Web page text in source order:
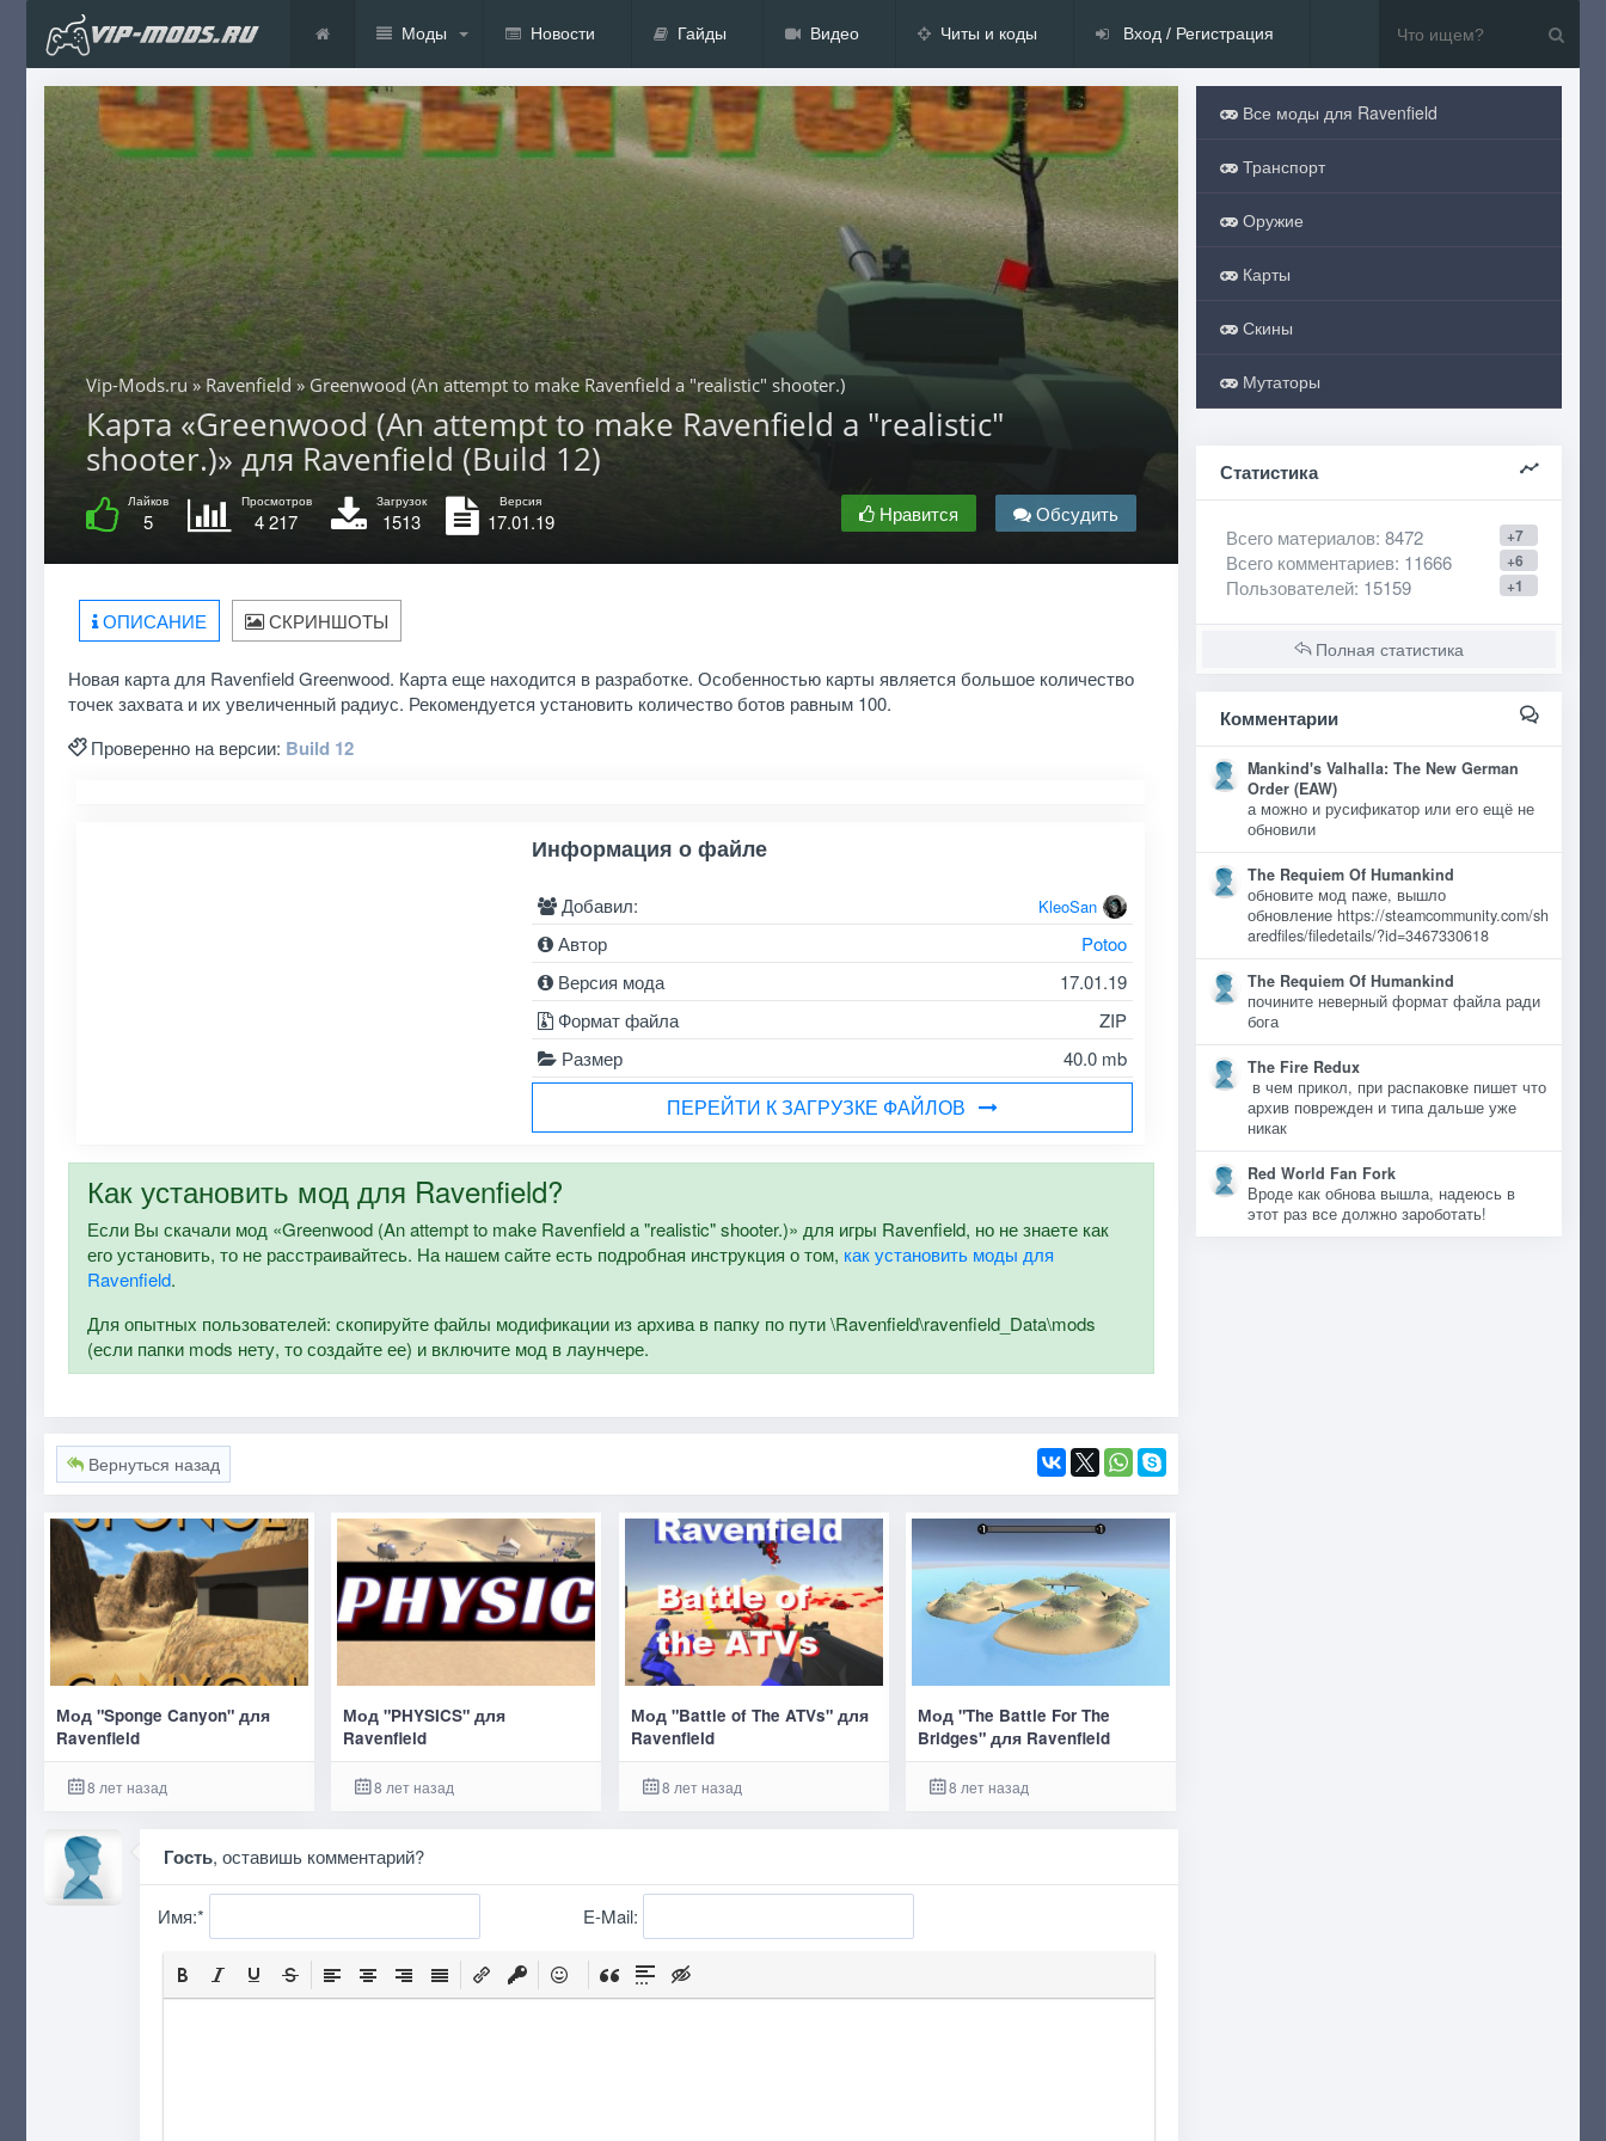
Моды Новости Гайды Видео Читы и коды Вход / Регистрация
Vip-Mods.ru »Ravenfield» Greenwood (An attempt to make Ravenfield a "realistic" shooter.)
Карта «Greenwood (An attempt to make Ravenfield a "realistic"
shooter.)» для Ravenfield (Build 12)
Лайков
5
Просмотров
4 217
Загрузок
1513
Версия
17.01.19 Нравится Обсудить
ОПИСАНИЕ СКРИНШОТЫ
Новая карта для Ravenfield Greenwood. Карта еще находится в разработке. Особенностью карты является большое количество
точек захвата и их увеличенный радиус. Рекомендуется установить количество ботов равным 100.
Проверенно на версии: Build 12
Информация о файле
Добавил: KleoSan
Автор
Potoo
Версия мода
17.01.19
Формат файла
ZIP
Размер
40.0 mb
ПЕРЕЙТИ К ЗАГРУЗКЕ ФАЙЛОВ
Как установить мод для Ravenfield?
Если Вы скачали мод «Greenwood (An attempt to make Ravenfield a "realistic" shooter.)» для игры Ravenfield, но не знаете как
его установить, то не расстраивайтесь. На нашем сайте есть подробная инструкция о том, как установить моды для
Ravenfield.
Для опытных пользователей: скопируйте файлы модификации из архива в папку по пути \Ravenfield\ravenfield_Data\mods
(если папки mods нету, то создайте ее) и включите мод в лаунчере.
Вернуться назад
Мод "Sponge Canyon" для
Ravenfield
8 лет назад
Мод "PHYSICS" для
Ravenfield
8 лет назад
Мод "Battle of The ATVs" для
Ravenfield
8 лет назад
Мод "The Battle For The
Bridges" для Ravenfield
8 лет назад
Гость, оставишь комментарий?
Имя:* E-Mail:
Все моды для Ravenfield
Транспорт
Оружие
Карты
Скины
Мутаторы
Статистика
+7
Всего материалов: 8472
+6
Всего комментариев: 11666
+1
Пользователей: 15159
Полная статистика
Комментарии
Mankind's Valhalla: The New German
Order (EAW)
а можно и русификатор или его ещё не
обновили
The Requiem Of Humankind
обновите мод паже, вышло
обновление https://steamcommunity.com/sh
aredfiles/filedetails/?id=3467330618
The Requiem Of Humankind
почините неверный формат файла ради
бога
The Fire Redux
в чем прикол, при распаковке пишет что
архив поврежден и типа дальше уже
никак
Red World Fan Fork
Вроде как обнова вышла, надеюсь в
этот раз все должно зароботать!